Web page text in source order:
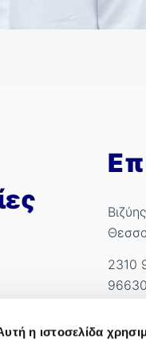
η ιστοσελίδα
2310